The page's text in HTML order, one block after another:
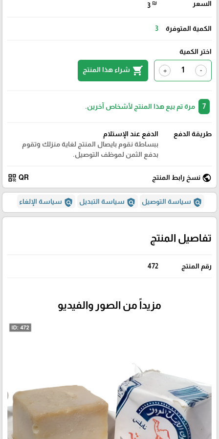
السعر 3 ₪
الكمية المتوفرة 3
اختر الكمية
-
+
shopping_cart شراء هذا المنتج
مرة تم بيع هذا المنتج لأشخاص آخرين.
طريقة الدفع
الدفع عند الإستلام
ببساطة نقوم بايصال المنتج لغاية منزلك وتقوم
بدفع الثمن لموظف التوصيل.
public نسخ رابط المنتج QR
qr_code
policy سياسة التوصيل policy سياسة التبديل policy سياسة الإلغاء
تفاصيل المنتج
رقم المنتج 472
مزيداً من الصور والفيديو